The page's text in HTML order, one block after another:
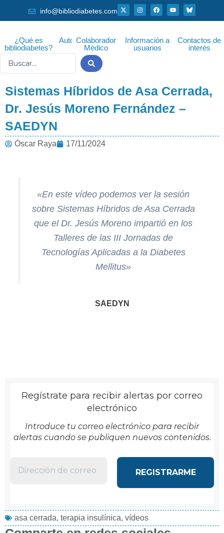
al
info@bibliodiabetes.com
X
-
t
I
n
s
r
a
F
a
c
o
o
k
Y
o
u
¿Qué es
bibliodiabetes?
AutorColaborador
Médico
Información a
usuarios
Contactos de
interés
Sistemas Híbridos de Asa Cerrada,
Dr. Jesús Moreno Fernández –
SAEDYN
Óscar Raya 17/11/2024
«En este vídeo podemos ver la sesión
sobre Sistemas Híbridos de Asa Cerrada
que el Dr. Jesús Moreno impartió en los
Talleres de las III Jornadas de
Tecnologías Aplicadas a la Diabetes
Mellitus»
SAEDYN
Regístrate para recibir alertas por correo
electrónico
Introduce tu correo electrónico para recibir
alertas cuando se publiquen nuevos contenidos.
asa cerrada, terapia insulínica, vídeos